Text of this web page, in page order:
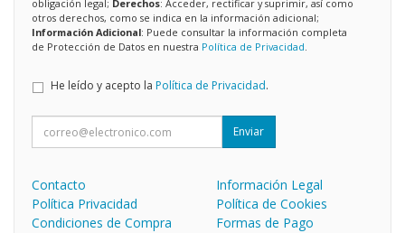
obligación legal; Derechos: Acceder, rectificar y suprimir, así como
otros derechos, como se indica en la información adicional;
Información Adicional: Puede consultar la información completa
de Protección de Datos en nuestra Política de Privacidad
He leído y acepto la Política de Privacidad.
Enviar
Contacto
Información Legal
Política Privacidad
Política de Cookies
Condiciones de Compra
Formas de Pago